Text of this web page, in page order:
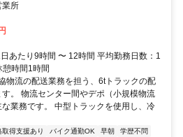
所
あたり9時間 〜 12時間 平均勤務日数：1
憩時間1時間
物流の配送業務を担う、6tトラックの配
。 物流センター間やデポ（小規模物流
業務です。 中型トラックを使用し、冷
取得支援あり バイク通勤OK 早朝
学歴不問